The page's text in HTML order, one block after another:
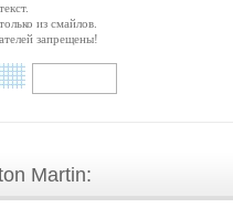
из смайлов.
запрещены!
Martin: